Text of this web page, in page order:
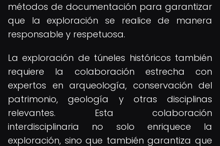
métodos de documentación para garantizar
que la exploración se realice de manera
responsable y respetuosa.
La exploración de túneles históricos también
requiere la colaboración estrecha con
expertos en arqueología, conservación del
patrimonio, geología y otras disciplinas
relevantes. Esta colaboración
interdisciplinaria no solo enriquece la
exploración, sino que también garantiza que